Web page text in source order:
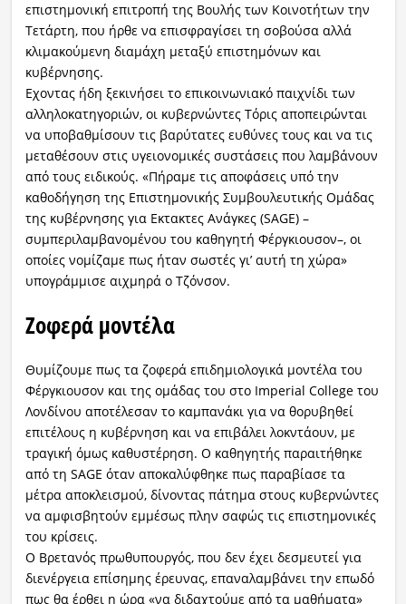
επιστημονική επιτροπή της Βουλής των Κοινοτήτων την
Τετάρτη, που ήρθε να επισφραγίσει τη σοβούσα αλλά
κλιμακούμενη διαμάχη μεταξύ επιστημόνων και
κυβέρνησης.
Εχοντας ήδη ξεκινήσει το επικοινωνιακό παιχνίδι των
αλληλοκατηγοριών, οι κυβερνώντες Τόρις αποπειρώνται
να υποβαθμίσουν τις βαρύτατες ευθύνες τους και να τις
μεταθέσουν στις υγειονομικές συστάσεις που λαμβάνουν
από τους ειδικούς. «Πήραμε τις αποφάσεις υπό την
καθοδήγηση της Επιστημονικής Συμβουλευτικής Ομάδας
της κυβέρνησης για Εκτακτες Ανάγκες (SAGE) –
συμπεριλαμβανομένου του καθηγητή Φέργκιουσον–, οι
οποίες νομίζαμε πως ήταν σωστές γι’ αυτή τη χώρα»
υπογράμμισε αιχμηρά ο Τζόνσον.
Ζοφερά μοντέλα
Θυμίζουμε πως τα ζοφερά επιδημιολογικά μοντέλα του
Φέργκιουσον και της ομάδας του στο Imperial College του
Λονδίνου αποτέλεσαν το καμπανάκι για να θορυβηθεί
επιτέλους η κυβέρνηση και να επιβάλει λοκντάουν, με
τραγική όμως καθυστέρηση. Ο καθηγητής παραιτήθηκε
από τη SAGE όταν αποκαλύφθηκε πως παραβίασε τα
μέτρα αποκλεισμού, δίνοντας πάτημα στους κυβερνώντες
να αμφισβητούν εμμέσως πλην σαφώς τις επιστημονικές
του κρίσεις.
Ο Βρετανός πρωθυπουργός, που δεν έχει δεσμευτεί για
διενέργεια επίσημης έρευνας, επαναλαμβάνει την επωδό
πως θα έρθει η ώρα «να διδαχτούμε από τα μαθήματα»